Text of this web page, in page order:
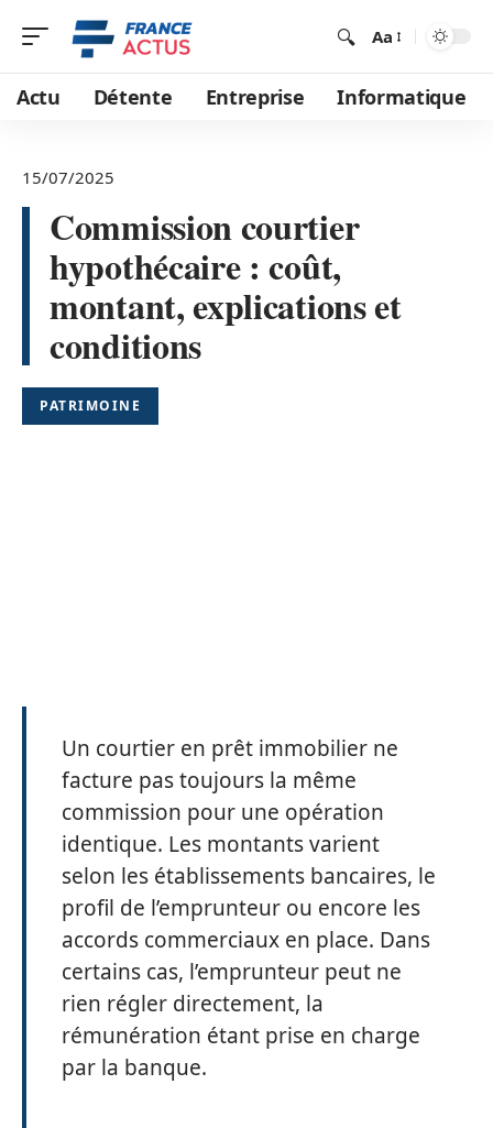
Aa
Actu Détente Entreprise Informatique
15/07/2025
Commission courtier
hypothécaire : coût,
montant, explications et
conditions
PATRIMOINE
Un courtier en prêt immobilier ne
facture pas toujours la même
commission pour une opération
identique. Les montants varient
selon les établissements bancaires, le
profil de l’emprunteur ou encore les
accords commerciaux en place. Dans
certains cas, l’emprunteur peut ne
rien régler directement, la
rémunération étant prise en charge
par la banque.